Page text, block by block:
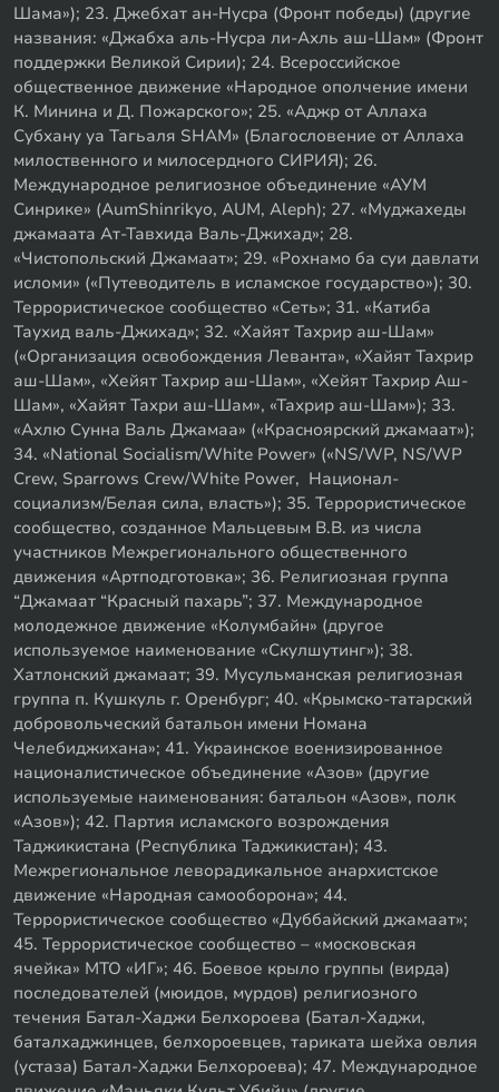
Шама»); 23. Джебхат ан-Нусра (Фронт победы) (другие
названия: «Джабха аль-Нусра ли-Ахль аш-Шам» (Фронт
поддержки Великой Сирии); 24. Всероссийское
общественное движение «Народное ополчение имени
К. Минина и Д. Пожарского»; 25. «Аджр от Аллаха
Субхану уа Тагьаля SHAM» (Благословение от Аллаха
милоственного и милосердного СИРИЯ); 26.
Международное религиозное объединение «АУМ
Синрике» (AumShinrikyo, AUM, Aleph); 27. «Муджахеды
джамаата Ат-Тавхида Валь-Джихад»; 28.
«Чистопольский Джамаат»; 29. «Рохнамо ба суи давлати
исломи» («Путеводитель в исламское государство»); 30.
Террористическое сообщество «Сеть»; 31. «Катиба
Таухид валь-Джихад»; 32. «Хайят Тахрир аш-Шам»
(«Организация освобождения Леванта», «Хайят Тахрир
аш-Шам», «Хейят Тахрир аш-Шам», «Хейят Тахрир Аш-
Шам», «Хайят Тахри аш-Шам», «Тахрир аш-Шам»); 33.
«Ахлю Сунна Валь Джамаа» («Красноярский джамаат»);
34. «National Socialism/White Power» («NS/WP, NS/WP
Crew, Sparrows Crew/White Power, Национал-
социализм/Белая сила, власть»); 35. Террористическое
сообщество, созданное Мальцевым В.В. из числа
участников Межрегионального общественного
движения «Артподготовка»; 36. Религиозная группа
“Джамаат “Красный пахарь”; 37. Международное
молодежное движение «Колумбайн» (другое
используемое наименование «Скулшутинг»); 38.
Хатлонский джамаат; 39. Мусульманская религиозная
группа п. Кушкуль г. Оренбург; 40. «Крымско-татарский
добровольческий батальон имени Номана
Челебиджихана»; 41. Украинское военизированное
националистическое объединение «Азов» (другие
используемые наименования: батальон «Азов», полк
«Азов»); 42. Партия исламского возрождения
Таджикистана (Республика Таджикистан); 43.
Межрегиональное леворадикальное анархистское
движение «Народная самооборона»; 44.
Террористическое сообщество «Дуббайский джамаат»;
45. Террористическое сообщество – «московская
ячейка» МТО «ИГ»; 46. Боевое крыло группы (вирда)
последователей (мюидов, мурдов) религиозного
течения Батал-Хаджи Белхороева (Батал-Хаджи,
баталхаджинцев, белхороевцев, тариката шейха овлия
(устаза) Батал-Хаджи Белхороева); 47. Международное